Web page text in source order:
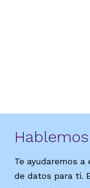
Hablemos
Te ayudaremos
de datos para ti.